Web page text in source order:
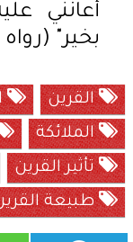
أعانني
بخير"
القرين
الملائكة
تأثير القرين
طبيعة